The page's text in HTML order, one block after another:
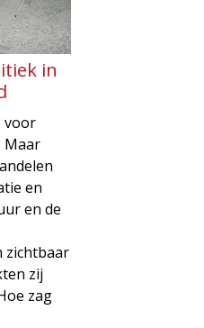
in
voor
Maar
en
en de
zichtbaar
zij
zag